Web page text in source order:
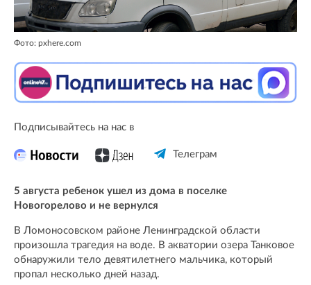
Фото: pxhere.com
Подписывайтесь на нас в
Телеграм
5 августа ребенок ушел из дома в поселке
Новогорелово и не вернулся
В Ломоносовском районе Ленинградской области
произошла трагедия на воде. В акватории озера Танковое
обнаружили тело девятилетнего мальчика, который
пропал несколько дней назад.